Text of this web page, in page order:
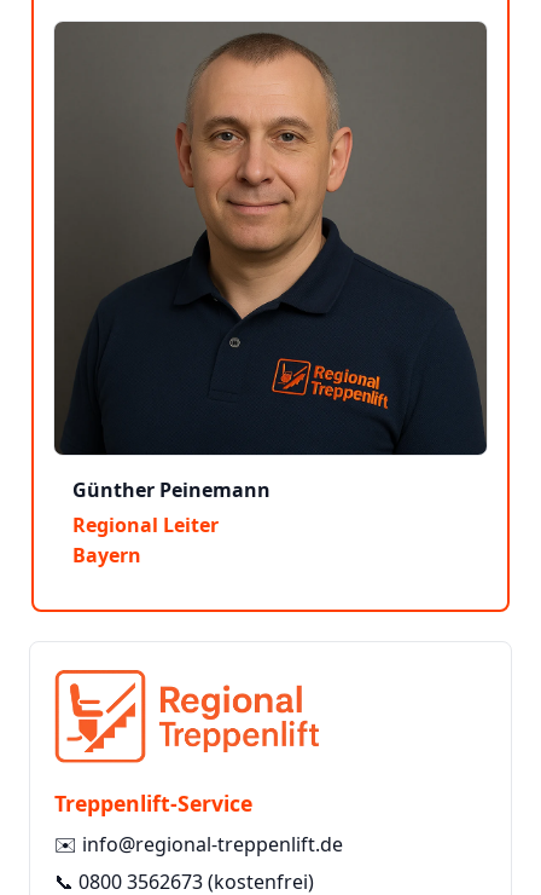
Günther Peinemann
Regional Leiter
Bayern
Treppenlift-Service
✉️ info@regional-treppenlift.de
📞 0800 3562673(kostenfrei)